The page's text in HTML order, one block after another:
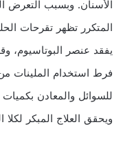
الأسنان. وبسبب التعرض
المتكرر تظهر تقرحات
يفقد عنصر
فرط استخدام الملينات
للسوائل والمعادن
ويحقق العلاج المبكر لكلا